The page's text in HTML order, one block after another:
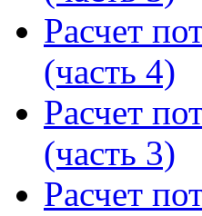
Расчет
(часть 4)
Расчет
(часть 3)
Расчет